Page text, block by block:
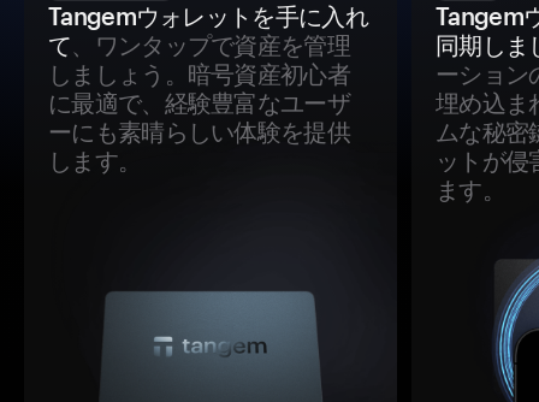
Tangemウォレットを手に入れ
て、ワンタップで資産を管理
しましょう。暗号資産初心者
に最適で、経験豊富なユーザ
ーにも素晴らしい体験を提供
します。
Tangem
同期しま
ーション
埋め込ま
ムな秘密
ットが侵
ます。